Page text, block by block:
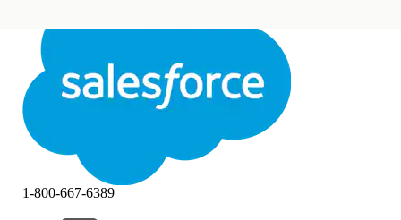
Chiudi Chiudi
1-800-667-6389